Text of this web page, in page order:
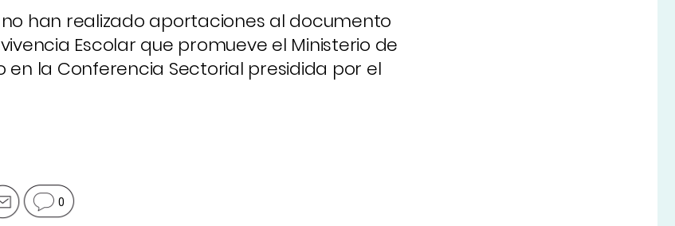
han realizado aportaciones al documento
Escolar que promueve el Ministerio de
en la Conferencia Sectorial presidida por el
0